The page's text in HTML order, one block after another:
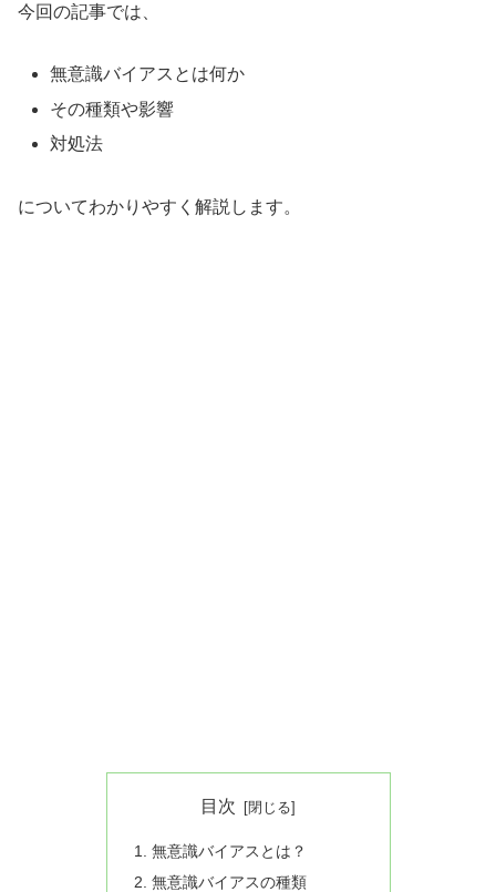
今回の記事では、
無意識バイアスとは何か
その種類や影響
対処法
についてわかりやすく解説します。
目次
無意識バイアスとは？
無意識バイアスの種類